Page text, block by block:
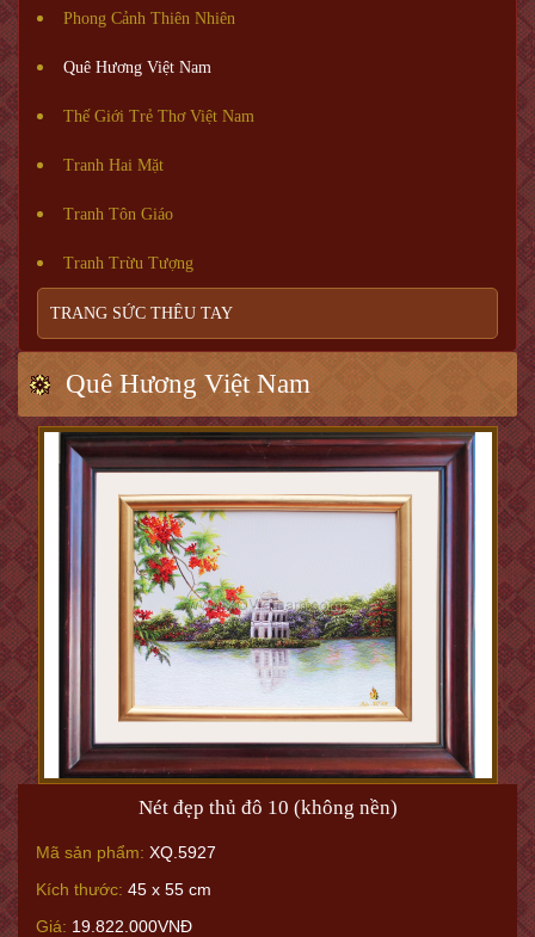
Phong Cảnh Thiên Nhiên
Quê Hương Việt Nam
Thế Giới Trẻ Thơ Việt Nam
Tranh Hai Mặt
Tranh Tôn Giáo
Tranh Trừu Tượng
TRANG SỨC THÊU TAY
Quê Hương Việt Nam
Nét đẹp thủ đô 10 (không nền)
Mã sản phẩm: XQ.5927
Kích thước: 45 x 55 cm
Giá: 19.822.000VNĐ